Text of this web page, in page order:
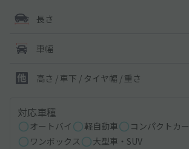
長さ
車幅
高さ / 車下 / タイヤ幅 / 重さ
対応車種
オートバイ 軽自動車 コンパクトカー
ワンボックス
大型車・SUV